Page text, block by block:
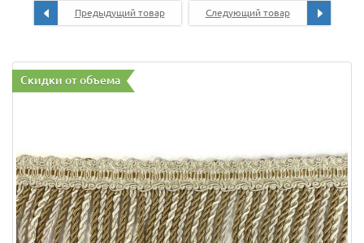
Предыдущий товар Следующий товар
Скидки от объема